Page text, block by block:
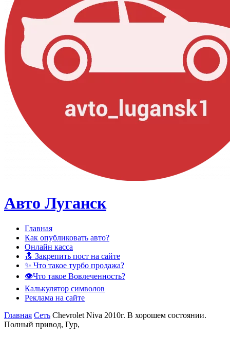
Авто Луганск
Главная
Как опубликовать авто?
Онлайн касса
🔝 Закрепить пост на сайте
✨ Что такое турбо продажа?
👁️Что такое Вовлеченность?
Калькулятор символов
Реклама на сайте
Главная Сеть Chevrolet Niva 2010г. В хорошем состоянии.
Полный привод, Гур,